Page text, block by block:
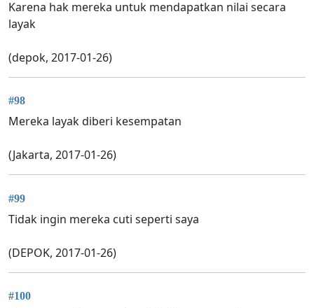
Karena hak mereka untuk mendapatkan nilai secara
layak
(depok, 2017-01-26)
#98
Mereka layak diberi kesempatan
(Jakarta, 2017-01-26)
#99
Tidak ingin mereka cuti seperti saya
(DEPOK, 2017-01-26)
#100